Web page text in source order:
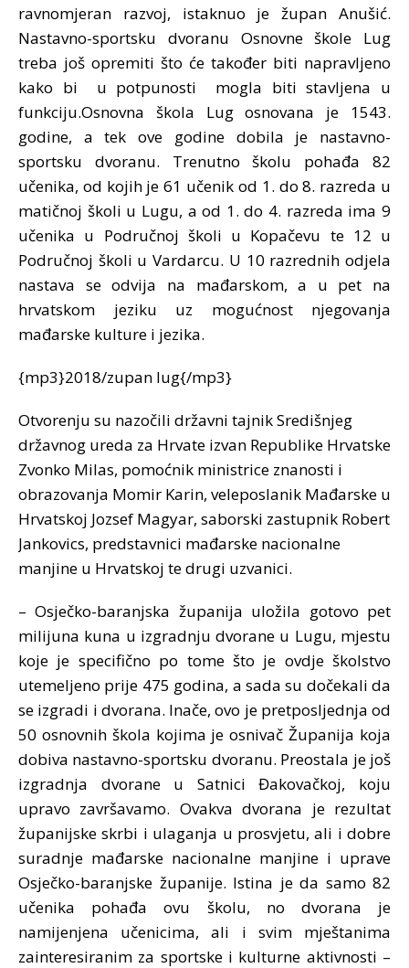
ravnomjeran razvoj, istaknuo je župan Anušić.
Nastavno-sportsku dvoranu Osnovne škole Lug
treba još opremiti što će također biti napravljeno
kako bi u potpunosti mogla biti stavljena u
funkciju.Osnovna škola Lug osnovana je 1543.
godine, a tek ove godine dobila je nastavno-
sportsku dvoranu. Trenutno školu pohađa 82
učenika, od kojih je 61 učenik od 1. do 8. razreda u
matičnoj školi u Lugu, a od 1. do 4. razreda ima 9
učenika u Područnoj školi u Kopačevu te 12 u
Područnoj školi u Vardarcu. U 10 razrednih odjela
nastava se odvija na mađarskom, a u pet na
hrvatskom jeziku uz mogućnost njegovanja
mađarske kulture i jezika.
{mp3}2018/zupan lug{/mp3}
Otvorenju su nazočili državni tajnik Središnjeg
državnog ureda za Hrvate izvan Republike Hrvatske
Zvonko Milas, pomoćnik ministrice znanosti i
obrazovanja Momir Karin, veleposlanik Mađarske u
Hrvatskoj Jozsef Magyar, saborski zastupnik Robert
Jankovics, predstavnici mađarske nacionalne
manjine u Hrvatskoj te drugi uzvanici.
– Osječko-baranjska županija uložila gotovo pet
milijuna kuna u izgradnju dvorane u Lugu, mjestu
koje je specifično po tome što je ovdje školstvo
utemeljeno prije 475 godina, a sada su dočekali da
se izgradi i dvorana. Inače, ovo je pretposljednja od
50 osnovnih škola kojima je osnivač Županija koja
dobiva nastavno-sportsku dvoranu. Preostala je još
izgradnja dvorane u Satnici Đakovačkoj, koju
upravo završavamo. Ovakva dvorana je rezultat
županijske skrbi i ulaganja u prosvjetu, ali i dobre
suradnje mađarske nacionalne manjine i uprave
Osječko-baranjske županije. Istina je da samo 82
učenika pohađa ovu školu, no dvorana je
namijenjena učenicima, ali i svim mještanima
zainteresiranim za sportske i kulturne aktivnosti –